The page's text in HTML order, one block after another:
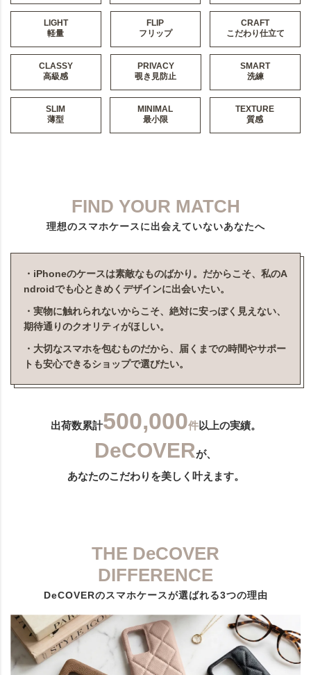
LIGHT
軽量
FLIP
フリップ
CRAFT
こだわり仕立て
CLASSY
高級感
PRIVACY
覗き見防止
SMART
洗練
SLIM
薄型
MINIMAL
最小限
TEXTURE
質感
FIND YOUR MATCH
理想のスマホケースに出会えていないあなたへ
・iPhoneのケースは素敵なものばかり。だからこそ、私のA
ndroidでも心ときめくデザインに出会いたい。
・実物に触れられないからこそ、絶対に安っぽく見えない、
期待通りのクオリティがほしい。
・大切なスマホを包むものだから、届くまでの時間やサポー
トも安心できるショップで選びたい。
出荷数累計500,000件以上の実績。
DeCOVERが、
あなたのこだわりを美しく叶えます。
THE DeCOVER
DIFFERENCE
DeCOVERのスマホケースが選ばれる3つの理由